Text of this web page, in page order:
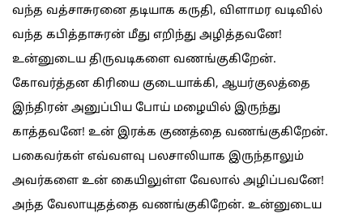
வந்த வத்சாசுரனை தடியாக கருதி, விளாமர வடிவில்
வந்த கபித்தாசுரன் மீது எறிந்து அழித்தவனே!
உன்னுடைய திருவடிகளை வணங்குகிறேன்.
கோவர்த்தன கிரியை குடையாக்கி, ஆயர்குலத்தை
இந்திரன் அனுப்பிய போய் மழையில் இருந்து
காத்தவனே! உன் இரக்க குணத்தை வணங்குகிறேன்.
பகைவர்கள் எவ்வளவு பலசாலியாக இருந்தாலும்
அவர்களை உன் கையிலுள்ள வேலால் அழிப்பவனே!
அந்த வேலாயுதத்தை வணங்குகிறேன். உன்னுடைய